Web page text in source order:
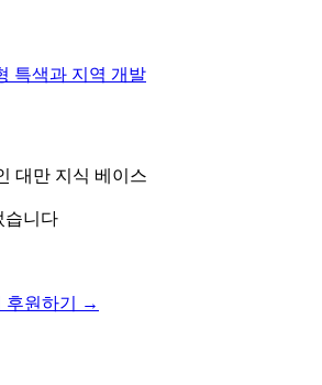
특색과 지역 개발
대만 지식 베이스
니다
후원하기 →